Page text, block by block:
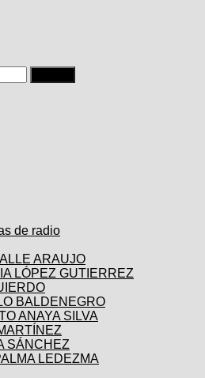
de radio
ARAUJO
LÓPEZ GUTIERREZ
BALDENEGRO
ANAYA SILVA
SÁNCHEZ
LEDEZMA